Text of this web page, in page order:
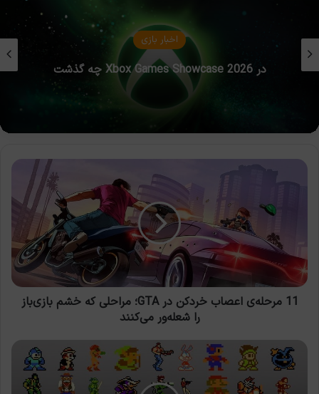
اخبار بازی
در Xbox Games Showcase 2026 چه گذشت
11
مراحلی
که
خشم
بازی‌باز
می‌کنند
11 مرحله‌ی اعصاب خردکن در GTA؛ مراحلی که خشم بازی‌باز
را شعله‌ور می‌کنند
نینتندو
قصد